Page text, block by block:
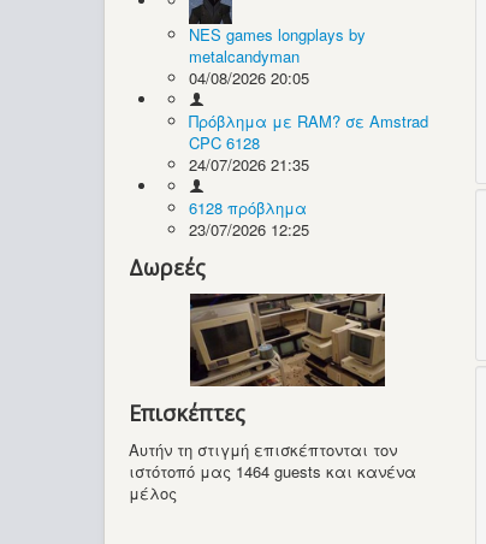
NES games longplays by
metalcandyman
04/08/2026 20:05
Πρόβλημα με RAM? σε Amstrad
CPC 6128
24/07/2026 21:35
6128 πρόβλημα
23/07/2026 12:25
Δωρεές
Επισκέπτες
Αυτήν τη στιγμή επισκέπτονται τον
ιστότοπό μας 1464 guests και κανένα
μέλος